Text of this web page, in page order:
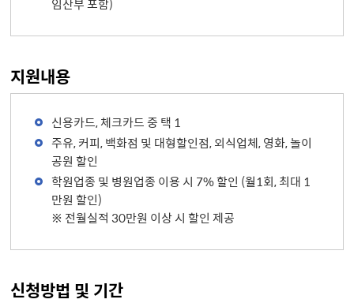
임산부 포함)
지원내용
신용카드, 체크카드 중 택 1
주유, 커피, 백화점 및 대형할인점, 외식업체, 영화, 놀이
공원 할인
학원업종 및 병원업종 이용 시 7% 할인 (월1회, 최대 1
만원 할인)
※ 전월실적 30만원 이상 시 할인 제공
신청방법 및 기간